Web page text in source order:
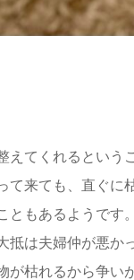
えてくれるとい
て来ても、直ぐ
ともあるようで
抵は夫婦仲が悪
枯れるから争い